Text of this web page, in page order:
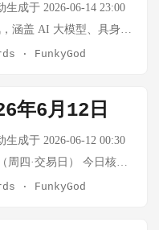
万 股价跌破IPO价 7月20
国防板块 7月20日 AMD
入 $1670万 跌破IPO价后
AI基础设施抄底 7月11日
日 Meta 买入 $2280万 科
期表现疲软，跌破$135
货币市场无交易所成交
收盘价为基准。 今日要闻
史上最大 IPO — 马斯克
翁 Elon Musk 凭借
来源：Reuters, 2026-
在德州仅部署42辆无人
10） FSD v15重写导致20
生成于 2026-06-14 23:00
涵盖 AI 大模型、具身智
Musk 帝国五大主线。
购近 4 倍，需求高达
此成为百万富翁。Elon
首位万亿富翁。 思考：
史峰值，标志着太空算力
· FunkyGod
年6月12日
成于 2026-06-12 00:30
周四·交易日） 今日核心
SpaceX以$135/股定价，
· FunkyGod